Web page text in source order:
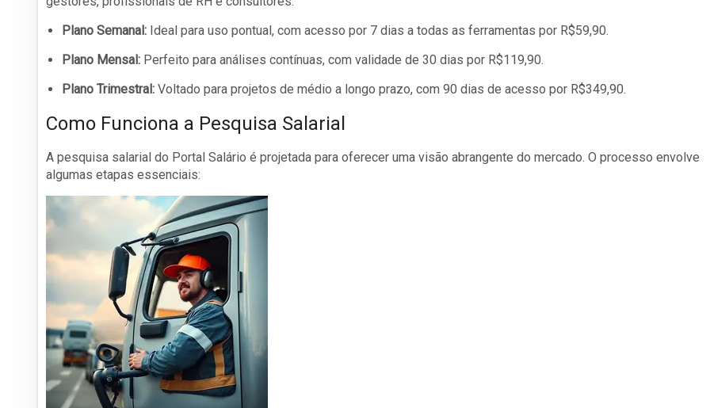
Plano Semanal: Ideal para uso pontual, com acesso por 7 dias a todas as ferramentas por R$59,90.
Plano Mensal: Perfeito para análises contínuas, com validade de 30 dias por R$119,90.
Plano Trimestral: Voltado para projetos de médio a longo prazo, com 90 dias de acesso por R$349,90.
Como Funciona a Pesquisa Salarial
A pesquisa salarial do Portal Salário é projetada para oferecer uma visão abrangente do mercado. O processo envolve
algumas etapas essenciais: